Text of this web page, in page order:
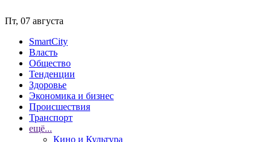
Пт, 07 августа
SmartCity
Власть
Общество
Тенденции
Здоровье
Экономика и бизнес
Происшествия
Транспорт
ещё...
Кино и Культура